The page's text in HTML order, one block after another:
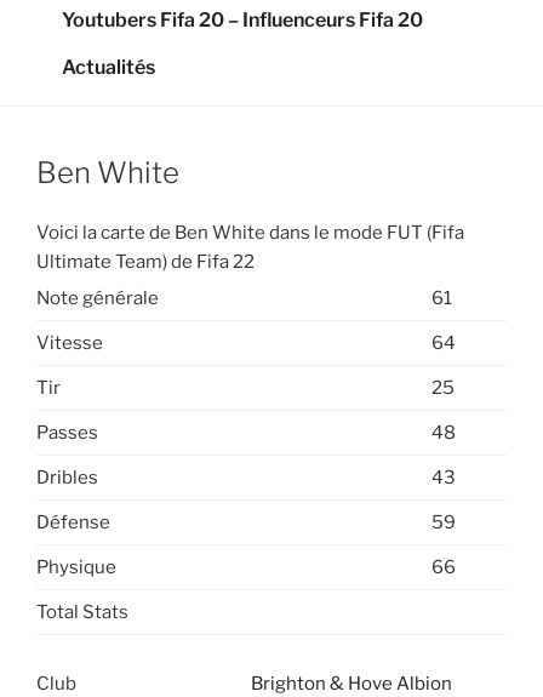
Youtubers Fifa 20 – Influenceurs Fifa 20
Actualités
Ben White
Voici la carte de Ben White dans le mode FUT (Fifa
Ultimate Team) de Fifa 22
Note générale
61
Vitesse 64
Tir 25
Passes 48
Dribles 43
Défense 59
Physique 66
Total Stats
Club Brighton & Hove Albion